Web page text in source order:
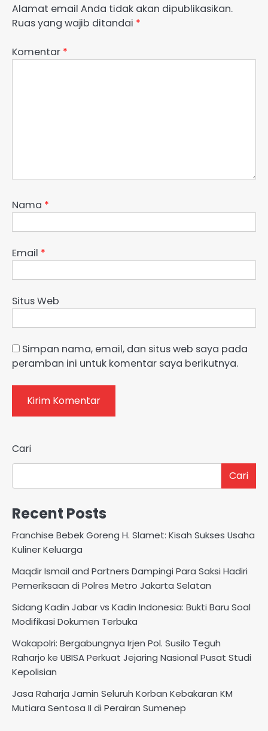
Alamat email Anda tidak akan dipublikasikan.
Ruas yang wajib ditandai *
Komentar *
Nama *
Email *
Situs Web
Simpan nama, email, dan situs web saya pada
peramban ini untuk komentar saya berikutnya.
Cari
Cari
Recent Posts
Franchise Bebek Goreng H. Slamet: Kisah Sukses Usaha
Kuliner Keluarga
Maqdir Ismail and Partners Dampingi Para Saksi Hadiri
Pemeriksaan di Polres Metro Jakarta Selatan
Sidang Kadin Jabar vs Kadin Indonesia: Bukti Baru Soal
Modifikasi Dokumen Terbuka
Wakapolri: Bergabungnya Irjen Pol. Susilo Teguh
Raharjo ke UBISA Perkuat Jejaring Nasional Pusat Studi
Kepolisian
Jasa Raharja Jamin Seluruh Korban Kebakaran KM
Mutiara Sentosa II di Perairan Sumenep